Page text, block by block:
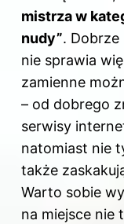
mistrza w
nudy”. Dobrze
nie sprawia
zamienne
– od dobrego
serwisy
natomiast nie
także
Warto sobie
na miejsce nie